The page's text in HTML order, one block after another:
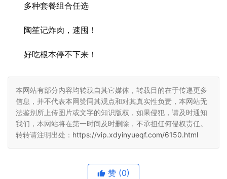
多种套餐组合任选
陶笙记炸肉，速囤！
好吃根本停不下来！
本网站有部分内容均转载自其它媒体，转载目的在于传递更多
信息，并不代表本网赞同其观点和对其真实性负责，本网站无
法鉴别所上传图片或文字的知识版权，如果侵犯，请及时通知
我们，本网站将在第一时间及时删除，不承担任何侵权责任。
转转请注明出处： https://vip.xdyinyueqf.com/6150.html
赞 (0)